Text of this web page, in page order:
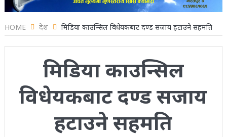
HOME देश मिडिया काउन्सिल विधेयकबाट दण्ड सजाय हटाउने सहमति
मिडिया काउन्सिल
विधेयकबाट दण्ड सजाय
हटाउने सहमति